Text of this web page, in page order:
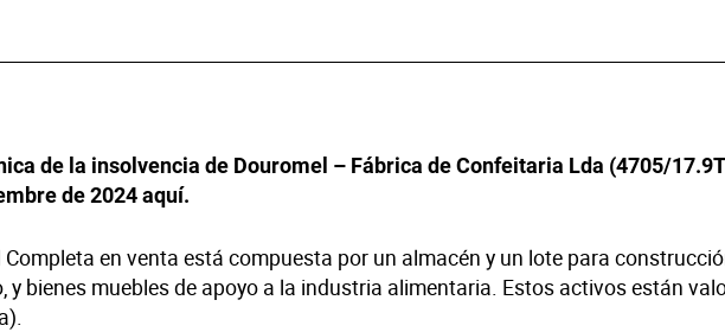
Otros
de la insolvencia de Douromel – Fábrica de Confeitaria Lda (4705/
de 2024aquí.
en venta está compuesta por un almacén y un lote para
y bienes muebles de apoyo a la industria alimentaria. Estos activos están